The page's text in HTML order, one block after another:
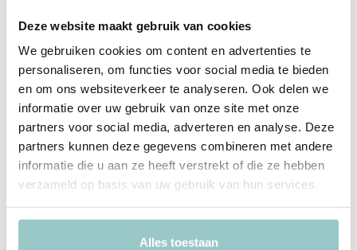
Deze website maakt gebruik van cookies
We gebruiken cookies om content en advertenties te
personaliseren, om functies voor social media te bieden
en om ons websiteverkeer te analyseren. Ook delen we
informatie over uw gebruik van onze site met onze
partners voor social media, adverteren en analyse. Deze
partners kunnen deze gegevens combineren met andere
informatie die u aan ze heeft verstrekt of die ze hebben
verzameld op basis van uw gebruik van hun services.
Alles toestaan
SKU PECRGR17
EAN 8719715002668
Merk A Little Lovely Company
Toon meer
Delen